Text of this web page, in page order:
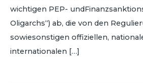
wichtigen PEP-
Oligarchs“) ab, die von den
sowiesonstigen offiziellen,
internationalen […]